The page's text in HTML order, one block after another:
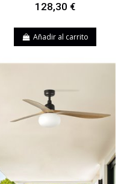
128,30 €
Añadir al carrito